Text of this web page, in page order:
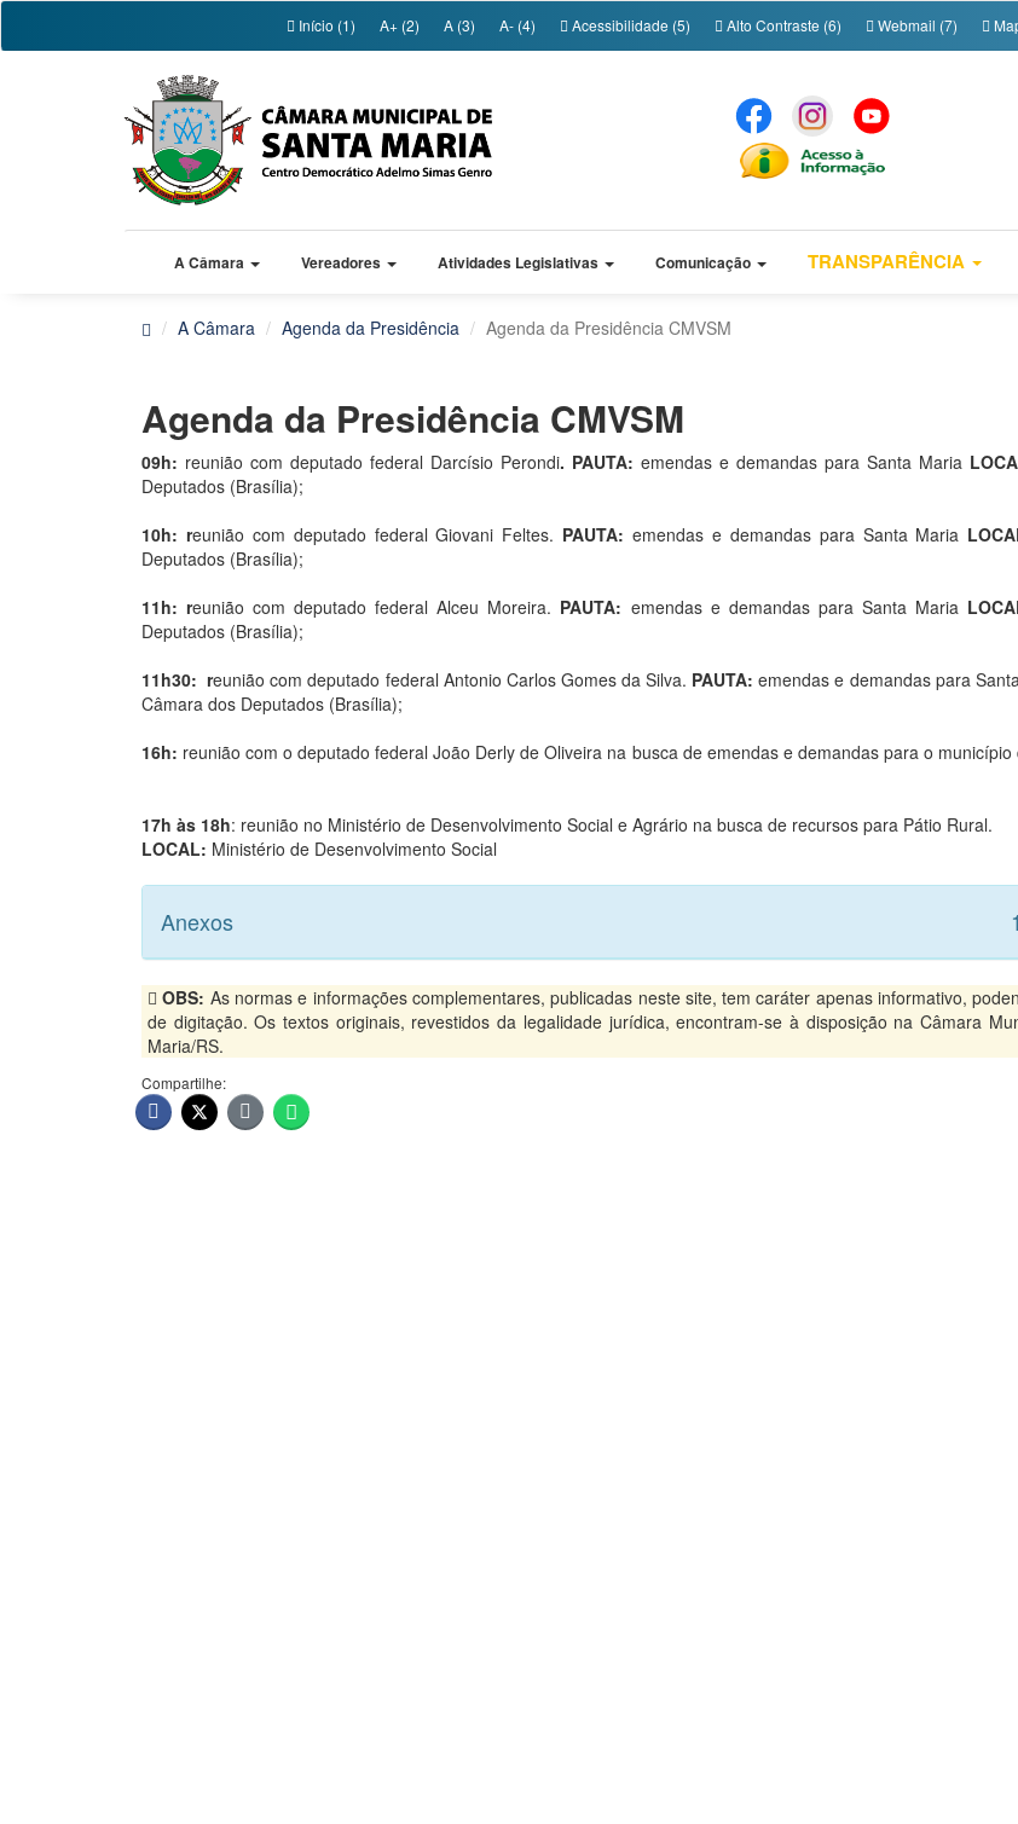
Início (1) A+ (2) A (3) A- (4) Acessibilidade (5) Alto Contraste (6) Webmail (7)
A Câmara Vereadores Atividades Legislativas Comunicação TRANSPARÊNCIA
A Câmara Agenda da Presidência Agenda da Presidência CMVSM
Agenda da Presidência CMVSM
09h: reunião com deputado federal Darcísio Perondi. PAUTA: emendas e demandas para Santa Maria
Deputados (Brasília);
10h: reunião com deputado federal Giovani Feltes. PAUTA: emendas e demandas para Santa Maria
Deputados (Brasília);
11h: reunião com deputado federal Alceu Moreira. PAUTA: emendas e demandas para Santa Maria
Deputados (Brasília);
11h30: reunião com deputado federal Antonio Carlos Gomes da Silva. PAUTA:emendas e demandas para
Câmara dos Deputados (Brasília);
16h: reunião com o deputado federal João Derly de Oliveira na busca de emendas e demandas para o
17h às 18h: reunião no Ministério de Desenvolvimento Social e Agrário na busca de recursos para Pátio Rural.
LOCAL: Ministério de Desenvolvimento Social
Anexos
OBS: As normas e informações complementares, publicadas neste site, tem caráter apenas informativo,
de digitação. Os textos originais, revestidos da legalidade jurídica, encontram-se à disposição na Câmara
Maria/RS.
Compartilhe: